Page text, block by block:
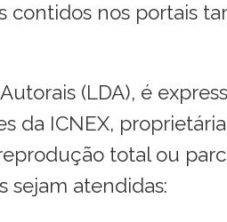
contidos nos portais
(LDA), é
da ICNEX,
total ou
sejam atendidas: